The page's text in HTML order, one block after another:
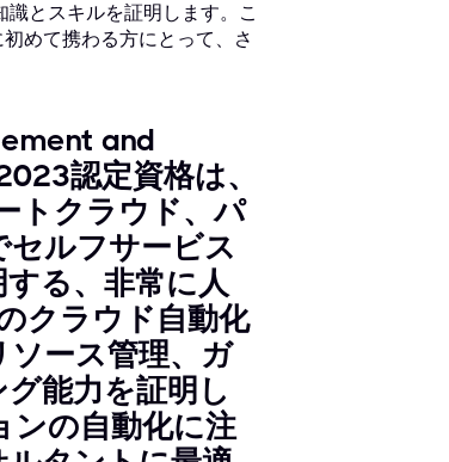
とスキルを証明します。こ
めて携わる方にとって、さ
and
認定資格は、
トクラウド、パ
ルフサービス
る、非常に人
クラウド自動化
ース管理、ガ
能力を証明し
ンの自動化に注